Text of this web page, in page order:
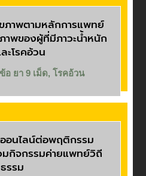
ภาพตามหลักการแพทย์
าพของผู้ที่มีภาวะน้ำหนัก
ะโรคอ้วน
อ ยา 9 เม็ด, โรคอ้วน
อนไลน์ต่อพฤติกรรม
มกิจกรรมค่ายแพทย์วิถี
ธรรม